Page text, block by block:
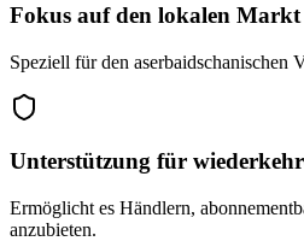
Fokus auf den lokalen Markt
Speziell für den aserbaidschanischen
Unterstützung für
Ermöglicht es Händlern,
anzubieten.